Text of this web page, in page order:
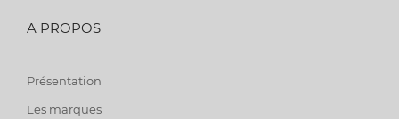
A PROPOS
Présentation
Les marques